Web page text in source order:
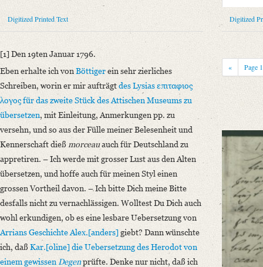
Place of Dispatch: Dresden
Place of Destination: Braunschweig
Notations: Empfangsort erschlossen.
Printed Text
Bibliography: Kritische Friedrich-Schlegel-Ausgabe. Bd. 23. Dritte
romantischen Schule (15. September 1788 ‒ 15. Juli 1797). Mit
Incipit: „[1] Den 19ten Januar 1796.
Eben erhalte ich von Böttiger ein sehr zierliches Schreiben, worin er
Manuscript
Provider: Dresden, Sächsische Landesbibliothek - Staats- und
OAI Id: DE-1a-34222
Classification Number: Mscr.Dresd.e.90,XIX,Bd.24.b,Nr.76
Number of Pages: 8S. auf Doppelbl., hs. m. U.
Format: 18,8 x 11,3 cm
Language
Digitized Printed Text
[1] Den 19ten Januar 1796.
Eben erhalte ich vonBöttigerein sehr zierliches
Schreiben, worin er mir aufträgtdesLysiasεπιταφιος
λογοςfür das zweite Stückdes Attischen Museumszu
übersetzen, mit Einleitung, Anmerkungen pp. zu
versehn, und so aus der Fülle meiner Belesenheit und
Kennerschaft dieß morceauauch für Deutschland zu
appretiren. – Ich werde mit grosser Lust aus den Alten
übersetzen, und hoffe auch für meinen Styl einen
grossen Vortheil davon. – Ich bitte Dich meine Bitte
desfalls nicht zu vernachlässigen. Wolltest Du Dich auch
wohl erkundigen, ob es eine lesbare Uebersetzung von
ArriansGeschichteAlex.[anders]giebt? Dann wünschte
ich, daßKar.[oline]die Uebersetzungdes Herodotvon
einem gewissen Degenprüfte. Denke nur nicht, daß ich
Digitized
« Page 1